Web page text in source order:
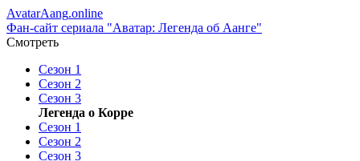
AvatarAang.online
Фан-сайт сериала "Аватар: Легенда об Аанге"
Смотреть
Сезон 1
Сезон 2
Сезон 3
Легенда о Корре
Сезон 1
Сезон 2
Сезон 3